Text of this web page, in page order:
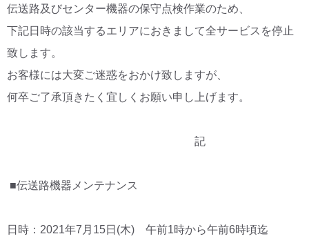
伝送路及びセンター機器の保守点検作業のため、
下記日時の該当するエリアにおきまして全サービスを停止
致します。
お客様には大変ご迷惑をおかけ致しますが、
何卒ご了承頂きたく宜しくお願い申し上げます。
記
■伝送路機器メンテナンス
日時：2021年7月15日(木) 午前1時から午前6時頃迄